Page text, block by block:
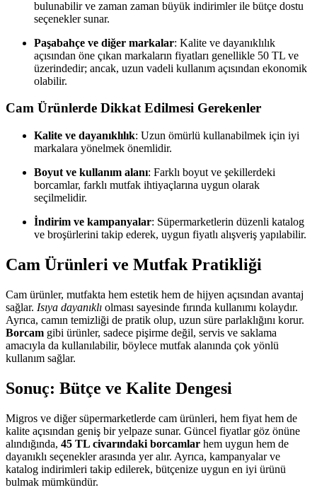
bulunabilir ve zaman zaman büyük indirimler ile bütçe dostu
seçenekler sunar.
Paşabahçe ve diğer markalar: Kalite ve dayanıklılık
açısından öne çıkan markaların fiyatları genellikle 50 TL ve
üzerindedir; ancak, uzun vadeli kullanım açısından ekonomik
olabilir.
Cam Ürünlerde Dikkat Edilmesi Gerekenler
Kalite ve dayanıklılık: Uzun ömürlü kullanabilmek için iyi
markalara yönelmek önemlidir.
Boyut ve kullanım alanı: Farklı boyut ve şekillerdeki
borcamlar, farklı mutfak ihtiyaçlarına uygun olarak
seçilmelidir.
İndirim ve kampanyalar: Süpermarketlerin düzenli katalog
ve broşürlerini takip ederek, uygun fiyatlı alışveriş yapılabilir.
Cam Ürünleri ve Mutfak Pratikliği
Cam ürünler, mutfakta hem estetik hem de hijyen açısından avantaj
sağlar. Isıya dayanıklı olması sayesinde fırında kullanımı kolaydır.
Ayrıca, camın temizliği de pratik olup, uzun süre parlaklığını korur.
Borcam gibi ürünler, sadece pişirme değil, servis ve saklama
amacıyla da kullanılabilir, böylece mutfak alanında çok yönlü
kullanım sağlar.
Sonuç: Bütçe ve Kalite Dengesi
Migros ve diğer süpermarketlerde cam ürünleri, hem fiyat hem de
kalite açısından geniş bir yelpaze sunar. Güncel fiyatlar göz önüne
alındığında, 45 TL civarındaki borcamlar hem uygun hem de
dayanıklı seçenekler arasında yer alır. Ayrıca, kampanyalar ve
katalog indirimleri takip edilerek, bütçenize uygun en iyi ürünü
bulmak mümkündür.